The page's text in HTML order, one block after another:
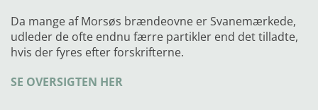
Da mange af Morsøs brændeovne er Svanemærkede,
udleder de ofte endnu færre partikler end det tilladte,
hvis der fyres efter forskrifterne.
SE OVERSIGTEN HER